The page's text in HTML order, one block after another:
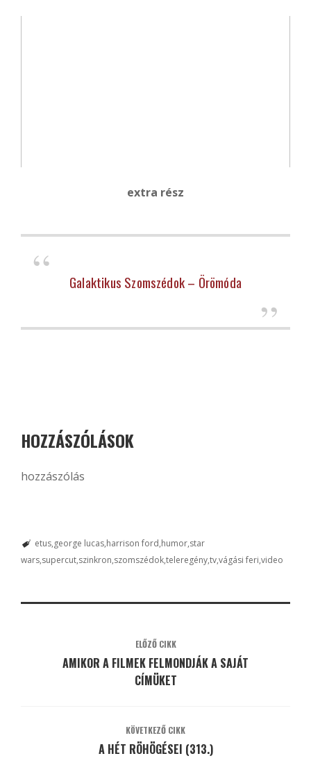
extra rész
Galaktikus Szomszédok – Örömóda
HOZZÁSZÓLÁSOK
hozzászólás
etus george lucas harrison ford humor star
wars supercut szinkron szomszédokteleregénytvvágási feri video
ELŐZŐ CIKK
AMIKOR A FILMEK FELMONDJÁK A SAJÁT
CÍMÜKET
KÖVETKEZŐ CIKK
A HÉT RÖHÖGÉSEI (313.)